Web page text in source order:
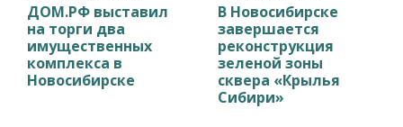
ДОМ.РФ выставил
на торги два
имущественных
комплекса в
Новосибирске
В Новосибирске
завершается
реконструкция
зеленой зоны
сквера «Крылья
Сибири»